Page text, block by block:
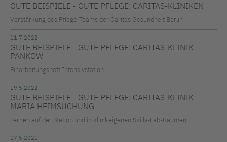
GUTE BEISPIELE - GUTE PFLEGE: CARITAS-KLINIKEN
Verstärkung des Pflege-Teams der Caritas Gesundheit Berlin
11.7.2022
GUTE BEISPIELE - GUTE PFLEGE: CARITAS-KLINIK
PANKOW
Einarbeitungsheft Intensivstation
19.5.2022
GUTE BEISPIELE - GUTE PFLEGE: CARITAS-KLINIK
MARIA HEIMSUCHUNG
Lernen auf der Station und in klinikeigenen Skills-Lab-Räumen
17.5.2021